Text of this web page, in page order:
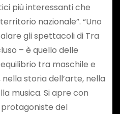
più interessanti che
nazionale”. “Uno
gli spettacoli di Tra
– è quello delle
tra maschile e
storia dell’arte, nella
musica. Si apre con
protagoniste del